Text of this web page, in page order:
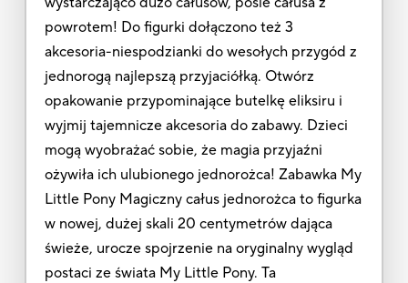
powrotem! Do figurki dołączono też 3
akcesoria-niespodzianki do wesołych przygód z
jednorogą najlepszą przyjaciółką. Otwórz
opakowanie przypominające butelkę eliksiru i
wyjmij tajemnicze akcesoria do zabawy. Dzieci
mogą wyobrażać sobie, że magia przyjaźni
ożywiła ich ulubionego jednorożca! Zabawka My
Little Pony Magiczny całus jednorożca to figurka
w nowej, dużej skali 20 centymetrów dająca
świeże, urocze spojrzenie na oryginalny wygląd
postaci ze świata My Little Pony. Ta